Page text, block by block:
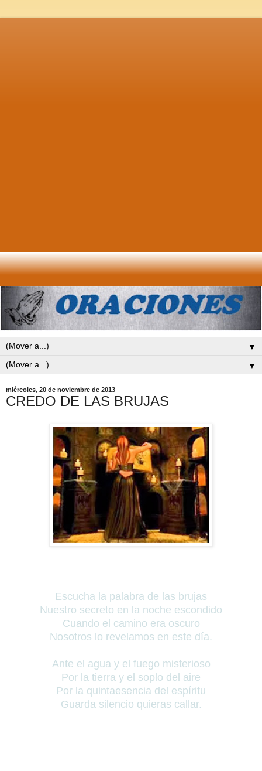
▼
▼
miércoles, 20 de noviembre de 2013
CREDO DE LAS BRUJAS
Escucha la palabra de las brujas
Nuestro secreto en la noche escondido
Cuando el camino era oscuro
Nosotros lo revelamos en este día.
Ante el agua y el fuego misterioso
Por la tierra y el soplo del aire
Por la quintaesencia del espíritu
Guarda silencio quieras callar.